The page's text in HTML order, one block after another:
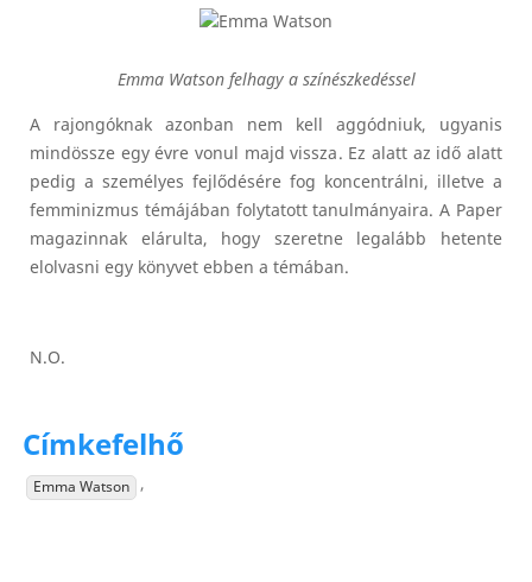
Emma Watson felhagy a színészkedéssel
A rajongóknak azonban nem kell aggódniuk, ugyanis
mindössze egy évre vonul majd vissza. Ez alatt az idő alatt
pedig a személyes fejlődésére fog koncentrálni, illetve a
femminizmus témájában folytatott tanulmányaira. A Paper
magazinnak elárulta, hogy szeretne legalább hetente
elolvasni egy könyvet ebben a témában.
N.O.
Címkefelhő
Emma Watson ,